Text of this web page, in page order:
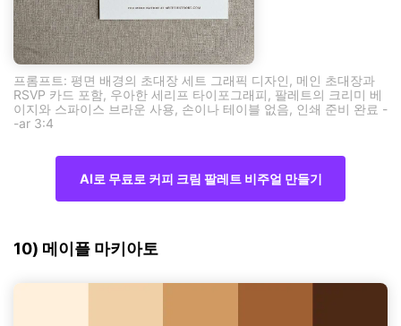
프롬프트: 평면 배경의 초대장 세트 그래픽 디자인, 메인 초대장과
RSVP 카드 포함, 우아한 세리프 타이포그래피, 팔레트의 크리미 베
이지와 스파이스 브라운 사용, 손이나 테이블 없음, 인쇄 준비 완료 -
-ar 3:4
AI로 무료로 커피 크림 팔레트 비주얼 만들기
10) 메이플 마키아토